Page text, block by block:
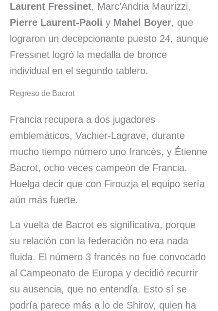
Laurent Fressinet, Marc’Andria Maurizzi,
Pierre Laurent-Paoli y Mahel Boyer, que
lograron un decepcionante puesto 24, aunque
Fressinet logró la medalla de bronce
individual en el segundo tablero.
Regreso de Bacrot
Francia recupera a dos jugadores
emblemáticos, Vachier-Lagrave, durante
mucho tiempo número uno francés, y Étienne
Bacrot, ocho veces campeón de Francia.
Huelga decir que con Firouzja el equipo sería
aún más fuerte.
La vuelta de Bacrot es significativa, porque
su relación con la federación no era nada
fluida. El número 3 francés no fue convocado
al Campeonato de Europa y decidió recurrir
su ausencia, que no entendía. Esto sí se
podría parece más a lo de Shirov, quien ha